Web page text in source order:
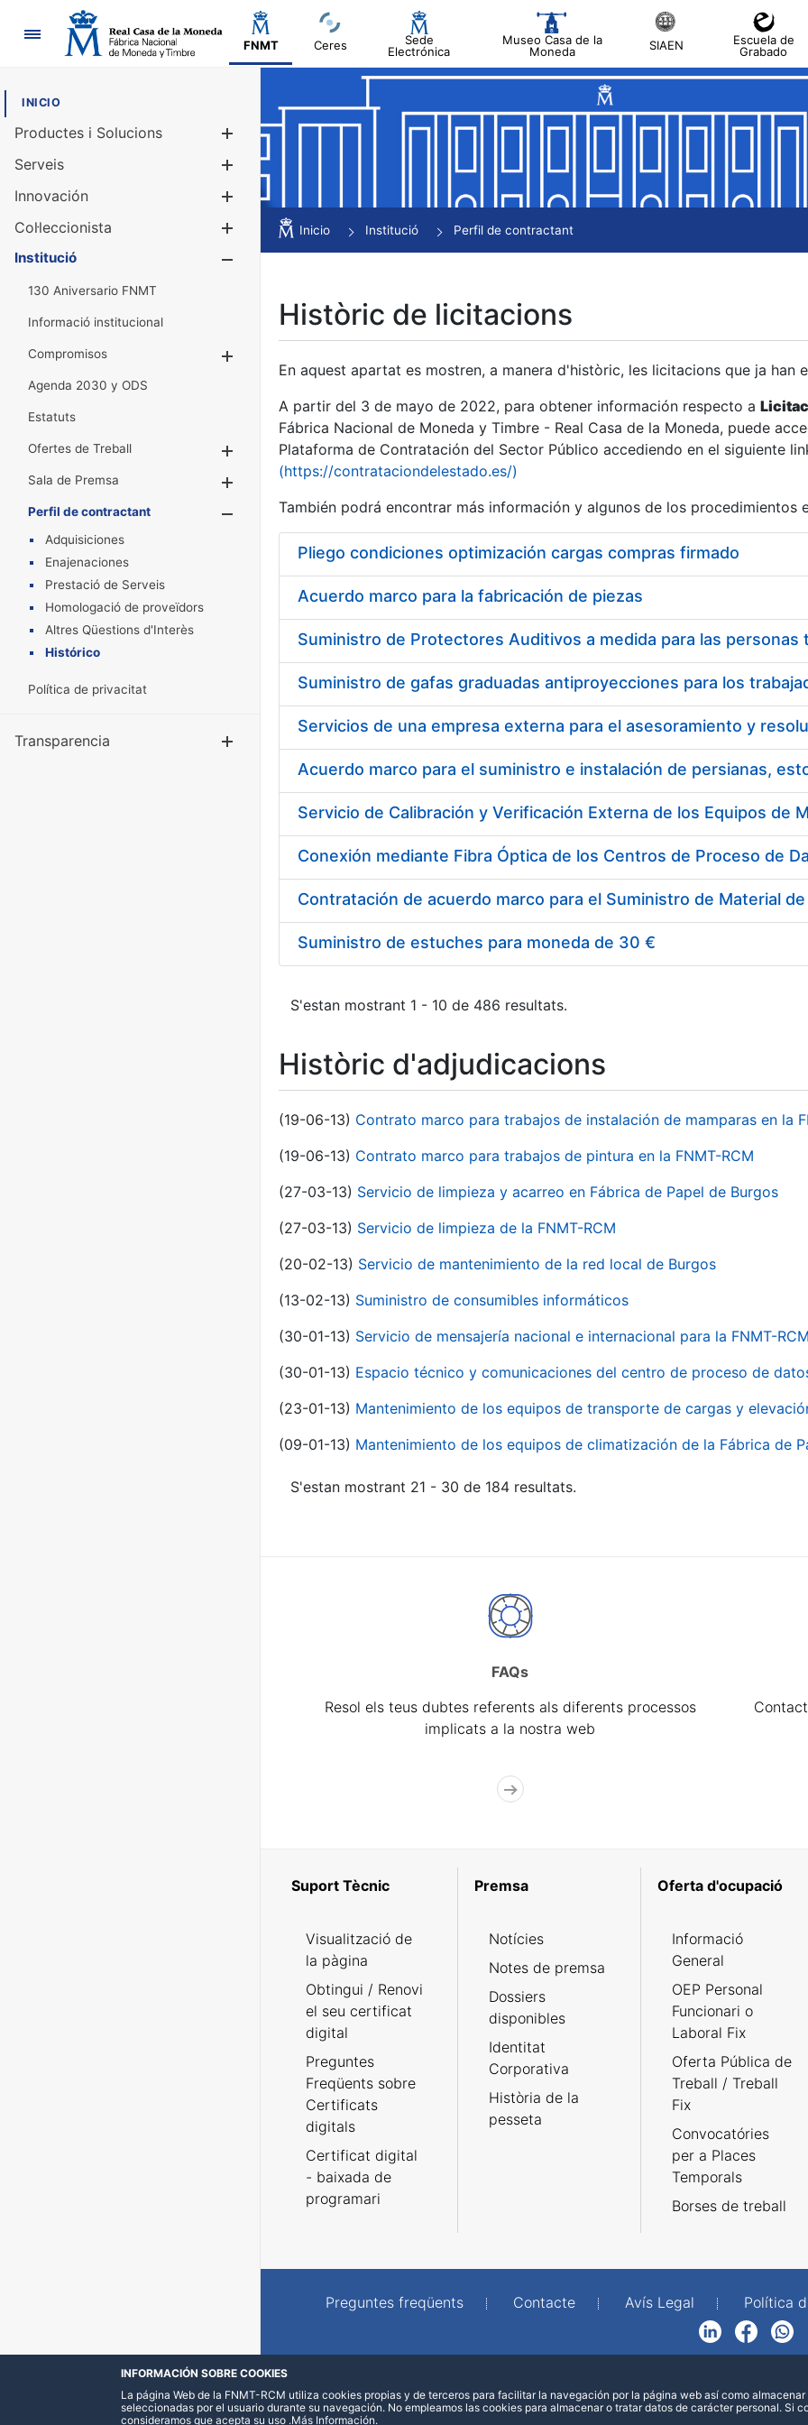
Navegació
FNMT Ceres
Sede
Electrónica
Museo Casa de la
Moneda
SIAEN
Escuela de
Grabado
INICIO
Productes i Solucions
Mostra/Amaga
Serveis
Innovación
Col·leccionista
Mostra/Amaga
Institució
130 Aniversario FNMT
Informació institucional
Compromisos
Agenda 2030 y ODS
Estatuts
Ofertes de Treball
Mostra/Amaga
Sala de Premsa
Mostra/Amaga
Perfil de contractant
Mostra/Amaga
Adquisiciones
Enajenaciones
Prestació de Serveis
Homologació de proveïdors
Altres Qüestions d'Interès
Histórico
Política de privacitat
Transparencia
Inicio Institució Perfil de contractant
Històric de licitacions
En aquest apartat es mostren, a manera d'històric, les licitacions que ja
A partir del 3 de mayo de 2022, para obtener información respecto a
Fábrica Nacional de Moneda y Timbre - Real Casa de la Moneda, puede
Plataforma de Contratación del Sector Público accediendo en el siguiente
(https://contrataciondelestado.es/)
También podrá encontrar más información y algunos de los procedimientos
Pliego condiciones optimización cargas compras firmado
Acuerdo marco para la fabricación de piezas
Acuerdo marco para el suministro e instalación de persianas,
Suministro de estuches para moneda de 30 €
S'estan mostrant 1 - 10 de 486 resultats.
Històric d'adjudicacions
(19-06-13) Contrato marco para trabajos de instalación de mamparas en la
(19-06-13) Contrato marco para trabajos de pintura en la FNMT-RCM
(27-03-13) Servicio de limpieza y acarreo en Fábrica de Papel de Burgos
(27-03-13) Servicio de limpieza de la FNMT-RCM
(20-02-13) Servicio de mantenimiento de la red local de Burgos
(13-02-13) Suministro de consumibles informáticos
(30-01-13) Servicio de mensajería nacional e internacional para la FNMT-
(30-01-13) Espacio técnico y comunicaciones del centro de proceso de
(23-01-13) Mantenimiento de los equipos de transporte de cargas y
(09-01-13) Mantenimiento de los equipos de climatización de la Fábrica de
S'estan mostrant 21 - 30 de 184 resultats.
FAQs
Resol els teus dubtes referents als diferents processos
implicats a la nostra web
Suport Tècnic
Visualització de
la pàgina
Obtingui / Renovi
el seu certificat
digital
Preguntes
Freqüents sobre
Certificats
digitals
Certificat digital
- baixada de
programari
Premsa
Notícies
Notes de premsa
Dossiers
disponibles
Identitat
Corporativa
Història de la
pesseta
Oferta d'ocupació
Informació
General
OEP Personal
Funcionari o
Laboral Fix
Oferta Pública de
Treball / Treball
Fix
Convocatóries
per a Places
Temporals
Borses de treball
Preguntes freqüents Contacte Avís Legal Política
FacebookWhatsApp
INFORMACIÓN SOBRE COOKIES
La página Web de la FNMT-RCM utiliza cookies propias y de terceros para facilitar la navegación por la página web así como
seleccionadas por el usuario durante su navegación. No empleamos las cookies para almacenar o tratar datos de carácter personal. Si
consideramos que acepta su uso .Más Información.